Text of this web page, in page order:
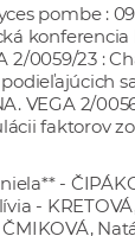
pombe :
konferencia
2/0059/23 :
VEGA 2/
faktorov
-
-
ČMIKOVÁ,